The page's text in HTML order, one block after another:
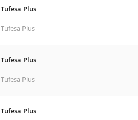
Tufesa Plus
Tufesa Plus
Tufesa Plus
Tufesa Plus
Tufesa Plus